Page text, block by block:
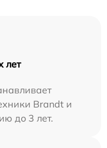
лет
Brandt и
до 3 лет.